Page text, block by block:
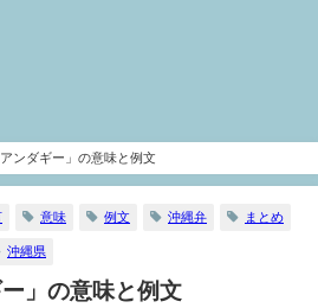
アンダギー」の意味と例文
意味 例文 沖縄弁 まとめ
沖縄県
ー」の意味と例文